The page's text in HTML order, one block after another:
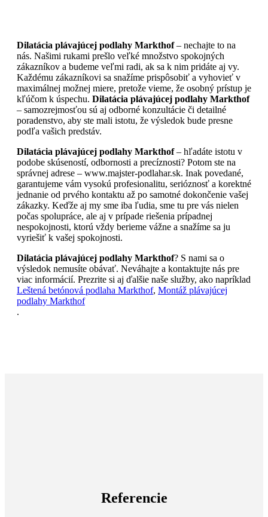
Dilatácia plávajúcej podlahy Markthof– nechajte to na
nás. Našimi rukami prešlo veľké množstvo spokojných
zákazníkov a budeme veľmi radi, ak sa k nim pridáte aj vy.
Každému zákazníkovi sa snažíme prispôsobiť a vyhovieť v
maximálnej možnej miere, pretože vieme, že osobný prístup je
kľúčom k úspechu. Dilatácia plávajúcej podlahy Markthof
– samozrejmosťou sú aj odborné konzultácie či detailné
poradenstvo, aby ste mali istotu, že výsledok bude presne
podľa vašich predstáv.
Dilatácia plávajúcej podlahy Markthof– hľadáte istotu v
podobe skúseností, odbornosti a precíznosti? Potom ste na
správnej adrese – www.majster-podlahar.sk. Inak povedané,
garantujeme vám vysokú profesionalitu, serióznosť a korektné
jednanie od prvého kontaktu až po samotné dokončenie vašej
zákazky. Keďže aj my sme iba ľudia, sme tu pre vás nielen
počas spolupráce, ale aj v prípade riešenia prípadnej
nespokojnosti, ktorú vždy berieme vážne a snažíme sa ju
vyriešiť k vašej spokojnosti.
Dilatácia plávajúcej podlahy Markthof? S nami sa o
výsledok nemusíte obávať. Neváhajte a kontaktujte nás pre
viac informácií. Prezrite si aj ďalšie naše služby, ako napríklad
Leštená betónová podlaha Markthof, Montáž plávajúcej
podlahy Markthof
.
Referencie